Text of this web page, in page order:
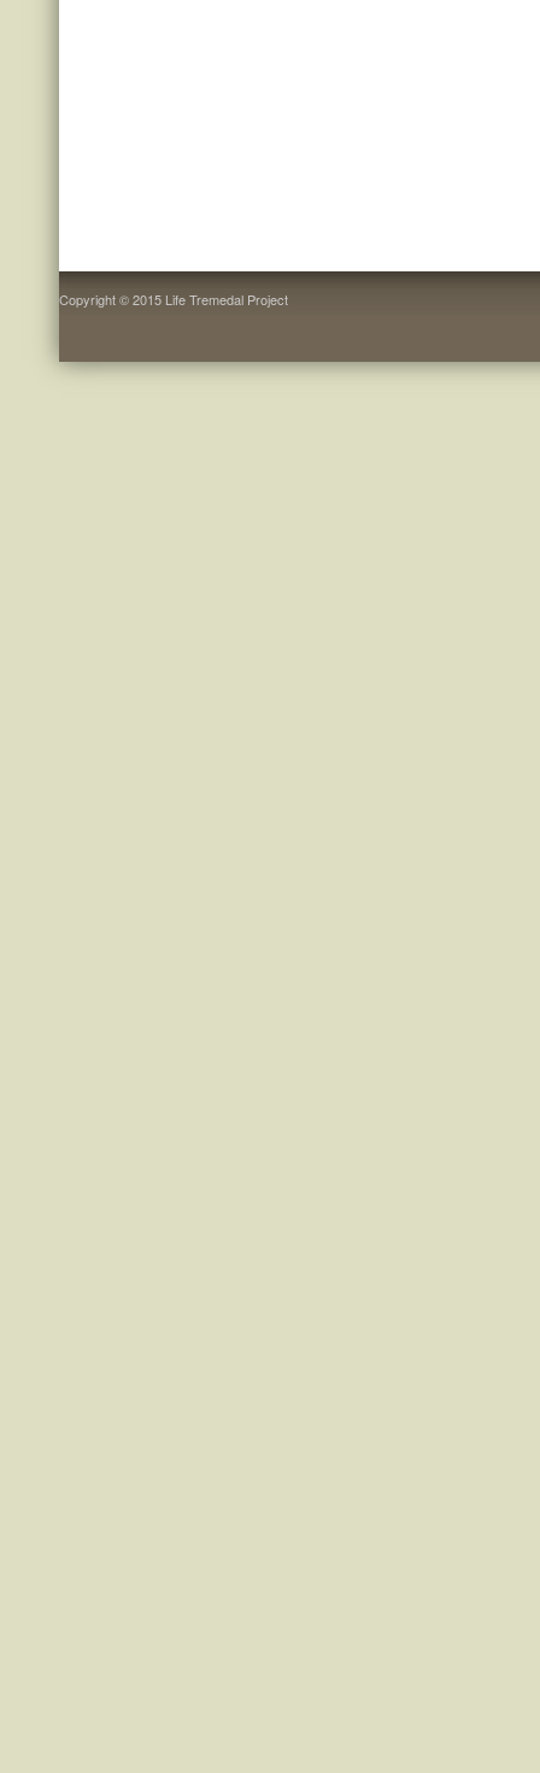
Copyright © 2015 Life Tremedal Project